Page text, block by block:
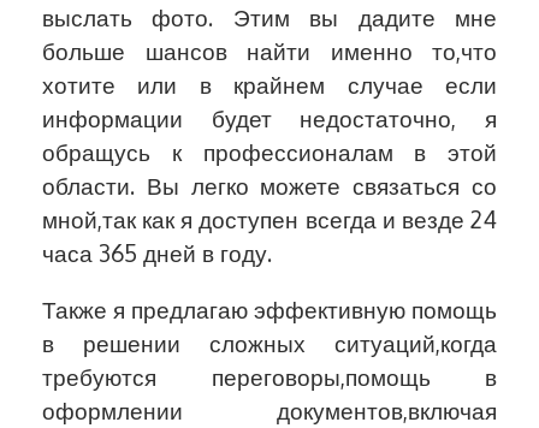
выслать фото. Этим вы дадите мне
больше шансов найти именно то,что
хотите или в крайнем случае если
информации будет недостаточно, я
обращусь к профессионалам в этой
области. Вы легко можете связаться со
мной,так как я доступен всегда и везде 24
часа 365 дней в году.
Также я предлагаю эффективную помощь
в решении сложных ситуаций,когда
требуются переговоры,помощь в
оформлении документов,включая